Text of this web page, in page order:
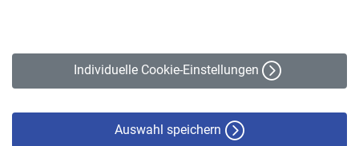
Individuelle Cookie-Einstellungen
Auswahl speichern
Erklärung zur Barrierefreiheit